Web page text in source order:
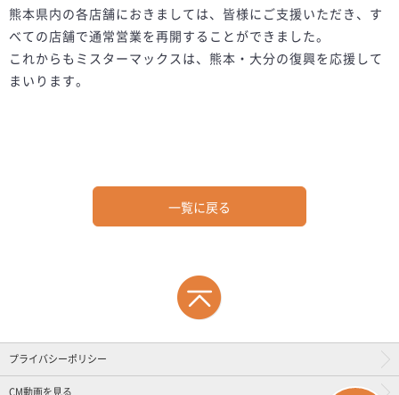
熊本県内の各店舗におきましては、皆様にご支援いただき、す
べての店舗で通常営業を再開することができました。
これからもミスターマックスは、熊本・大分の復興を応援して
まいります。
一覧に戻る
プライバシーポリシー
CM動画を見る